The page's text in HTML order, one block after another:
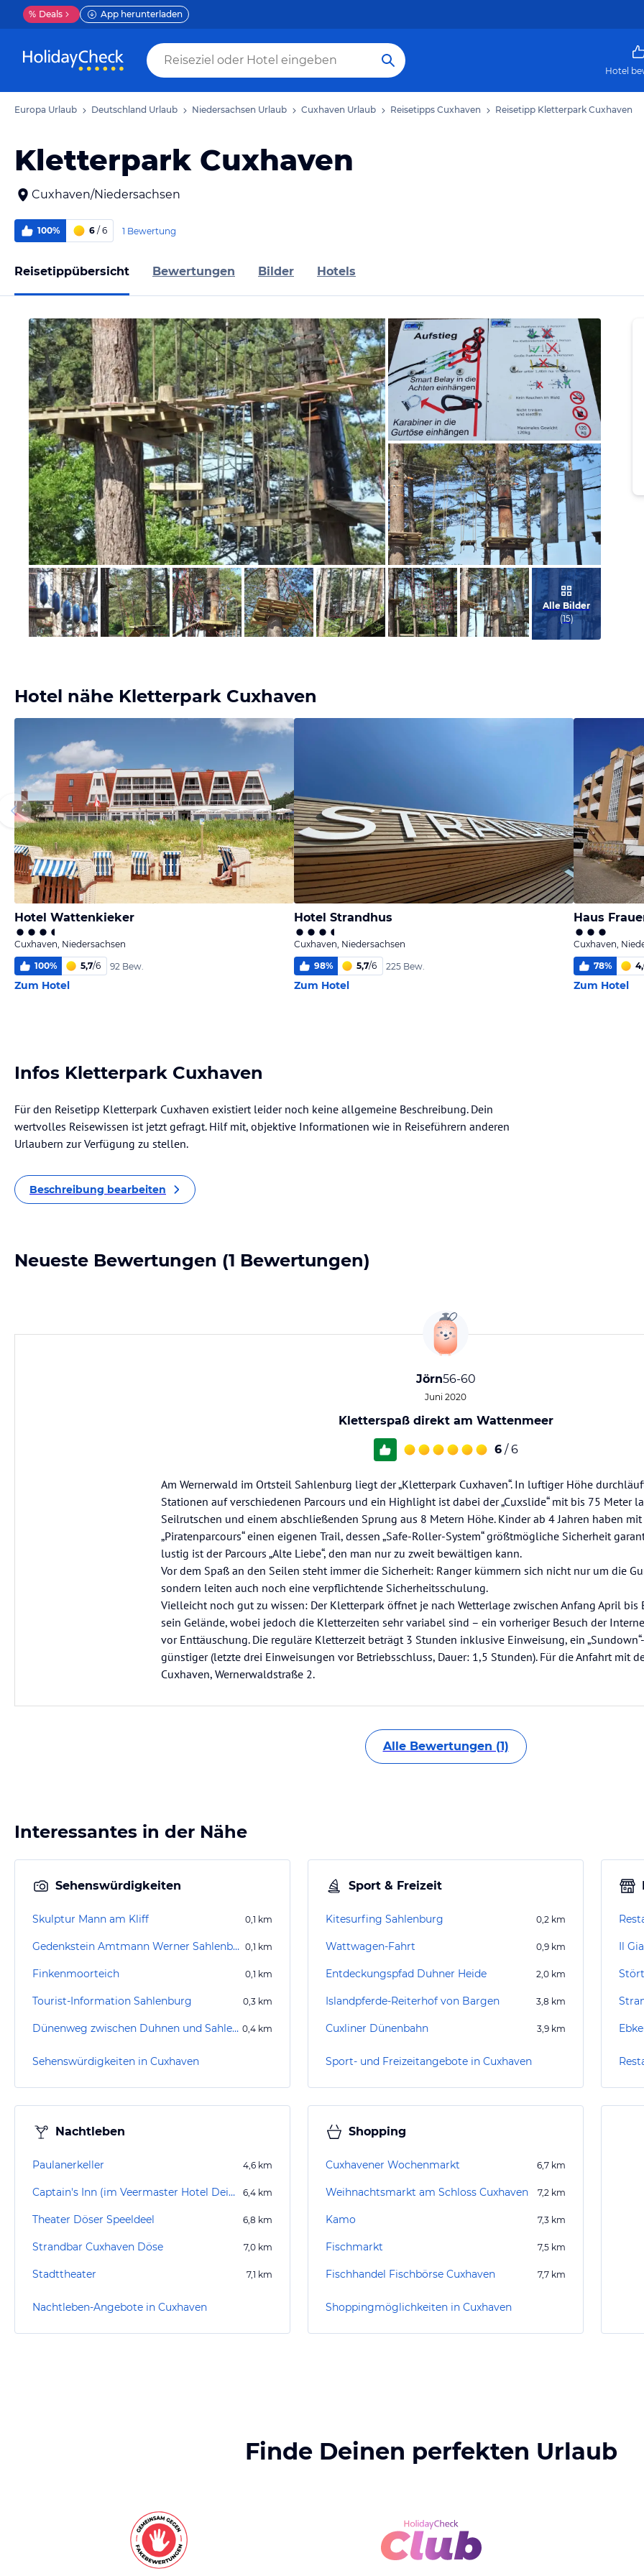
% Deals App herunterladen
Hotel
Europa Urlaub Deutschland Urlaub Niedersachsen Urlaub Cuxhaven Urlaub Reisetipps Cuxhaven Reisetipp Kletterpark Cuxhaven
Kletterpark Cuxhaven
Cuxhaven/Niedersachsen
100% 6 / 6 1 Bewertung
Reisetippübersicht Bewertungen Bilder Hotels
Bild melden
von Jörn
Bild melden
von Jörn
Bild melden
von Jörn
Alle Bilder
(15)
Hotel nähe Kletterpark Cuxhaven
Hotel Wattenkieker
Cuxhaven, Niedersachsen
100% 5,7/6 92 Bew.
Zum Hotel
Hotel Strandhus
Cuxhaven, Niedersachsen
98% 5,7/6 225 Bew.
Zum Hotel
Haus
Cuxhaven,
78%
Zum Hotel
Infos Kletterpark Cuxhaven
Für den Reisetipp Kletterpark Cuxhaven existiert leider noch keine allgemeine Beschreibung. Dein
wertvolles Reisewissen ist jetzt gefragt. Hilf mit, objektive Informationen wie in Reiseführern anderen
Urlaubern zur Verfügung zu stellen.
Beschreibung bearbeiten
Neueste Bewertungen (1 Bewertungen)
Jörn56-60
Juni 2020
Kletterspaß direkt am Wattenmeer
6 / 6
Am Wernerwald im Ortsteil Sahlenburg liegt der „Kletterpark Cuxhaven“. In luftiger Höhe
Stationen auf verschiedenen Parcours und ein Highlight ist dabei der „Cuxslide“ mit bis 75 Meter
Seilrutschen und einem abschließenden Sprung aus 8 Metern Höhe. Kinder ab 4 Jahren haben mit
„Piratenparcours“ einen eigenen Trail, dessen „Safe-Roller-System“ größtmögliche Sicherheit
lustig ist der Parcours „Alte Liebe“, den man nur zu zweit bewältigen kann.
Vor dem Spaß an den Seilen steht immer die Sicherheit: Ranger kümmern sich nicht nur um die
sondern leiten auch noch eine verpflichtende Sicherheitsschulung.
Vielleicht noch gut zu wissen: Der Kletterpark öffnet je nach Wetterlage zwischen Anfang April bis
sein Gelände, wobei jedoch die Kletterzeiten sehr variabel sind – ein vorheriger Besuch der
vor Enttäuschung. Die reguläre Kletterzeit beträgt 3 Stunden inklusive Einweisung, ein
günstiger (letzte drei Einweisungen vor Betriebsschluss, Dauer: 1,5 Stunden). Für die Anfahrt mit
Cuxhaven, Wernerwaldstraße 2.
Alle Bewertungen (1)
Interessantes in der Nähe
Sehenswürdigkeiten
Skulptur Mann am Kliff 0,1 km
Gedenkstein Amtmann Werner Sahlenburg 0,1 km
Finkenmoorteich 0,1 km
Tourist-Information Sahlenburg 0,3 km
Dünenweg zwischen Duhnen und Sahlenburg 0,4 km
Sehenswürdigkeiten in Cuxhaven
Sport & Freizeit
Kitesurfing Sahlenburg 0,2 km
Wattwagen-Fahrt 0,9 km
Entdeckungspfad Duhner Heide 2,0 km
Islandpferde-Reiterhof von Bargen 3,8 km
Cuxliner Dünenbahn 3,9 km
Sport- und Freizeitangebote in Cuxhaven
Il
Nachtleben
Paulanerkeller 4,6 km
Captain's Inn (im Veermaster Hotel Deichgraf) 6,4 km
Theater Döser Speeldeel 6,8 km
Strandbar Cuxhaven Döse 7,0 km
Stadttheater 7,1 km
Nachtleben-Angebote in Cuxhaven
Shopping
Cuxhavener Wochenmarkt 6,7 km
Weihnachtsmarkt am Schloss Cuxhaven 7,2 km
Kamo 7,3 km
Fischmarkt 7,5 km
Fischhandel Fischbörse Cuxhaven 7,7 km
Shoppingmöglichkeiten in Cuxhaven
Finde Deinen perfekten Urlaub